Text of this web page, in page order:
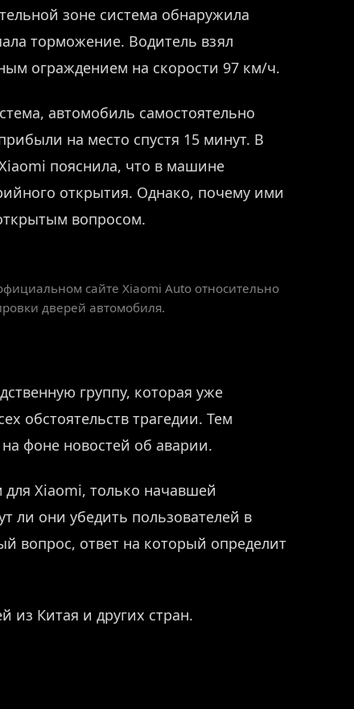
зоне система обнаружила
торможение. Водитель взял
ограждением на скорости 97 км/ч.
автомобиль самостоятельно
на место спустя 15 минут. В
пояснила, что в машине
открытия. Однако, почему ими
вопросом.
сайте Xiaomi Auto относительно
дверей автомобиля.
группу, которая уже
обстоятельств трагедии. Тем
фоне новостей об аварии.
Xiaomi, только начавшей
ли они убедить пользователей в
вопрос, ответ на который определит
из Китая и других стран.